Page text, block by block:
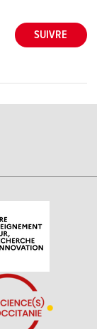
SUIVRE